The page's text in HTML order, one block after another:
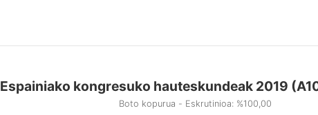
Espainiako kongresuko hauteskundeak 2019
Boto kopurua - Eskrutinioa: %100,00